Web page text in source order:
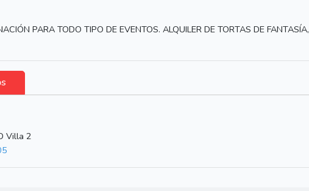
PARA TODO TIPO DE EVENTOS. ALQUILER DE TORTAS DE FANTASÍA,
Villa 2